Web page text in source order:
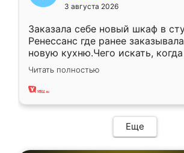
3 августа 2026
Заказала себе новый шкаф в
Ренессанс где ранее
новую кухню.Чего искать,
вполне довольна. Служит кухня
два года, нареканий нет.
Читать полностью
Еще